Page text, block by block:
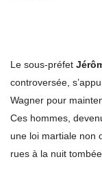
Le sous-préfet
controversée,
Wagner pour
Ces hommes,
une loi martiale non
rues à la nuit